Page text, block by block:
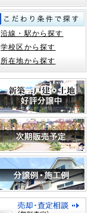
沿線・駅から探す
学校区から探す
所在地から探す